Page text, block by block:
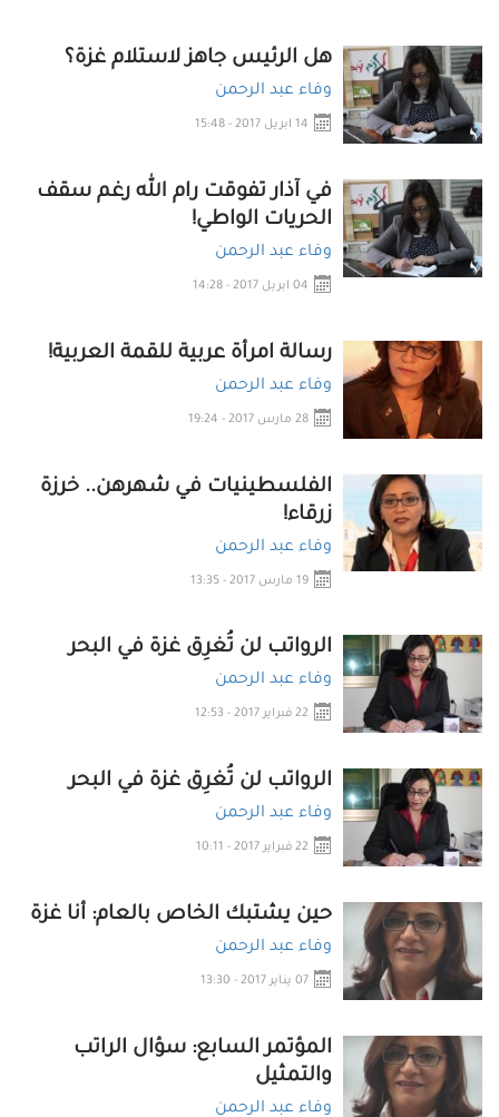
هل الرئيس جاهز لاستلام غزة؟
وفاء عبد الرحمن
14 ابريل 2017 - 15:48
في آذار تفوقت رام الله رغم سقف
الحريات الواطي!
وفاء عبد الرحمن
04 ابريل 2017 - 14:28
رسالة امرأة عربية للقمة العربية!
وفاء عبد الرحمن
28 مارس 2017 - 19:24
الفلسطينيات في شهرهن.. خرزة
زرقاء!
وفاء عبد الرحمن
19 مارس 2017 - 13:35
الرواتب لن تُغرِق غزة في البحر
وفاء عبد الرحمن
22 فبراير 2017 - 12:53
الرواتب لن تُغرِق غزة في البحر
وفاء عبد الرحمن
22 فبراير 2017 - 10:11
حين يشتبك الخاص بالعام: أنا غزة
وفاء عبد الرحمن
07 يناير 2017 - 13:30
المؤتمر السابع: سؤال الراتب
والتمثيل
وفاء عبد الرحمن